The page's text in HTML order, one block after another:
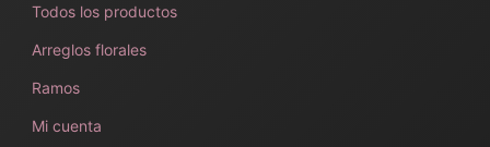
Todos los productos
Arreglos florales
Ramos
Mi cuenta